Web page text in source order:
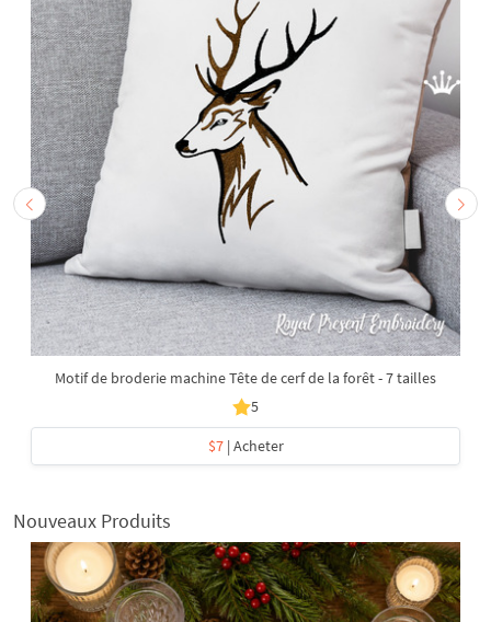
Motif de broderie machine Tête de cerf de la forêt - 7 tailles
5
$7| Acheter
Nouveaux Produits